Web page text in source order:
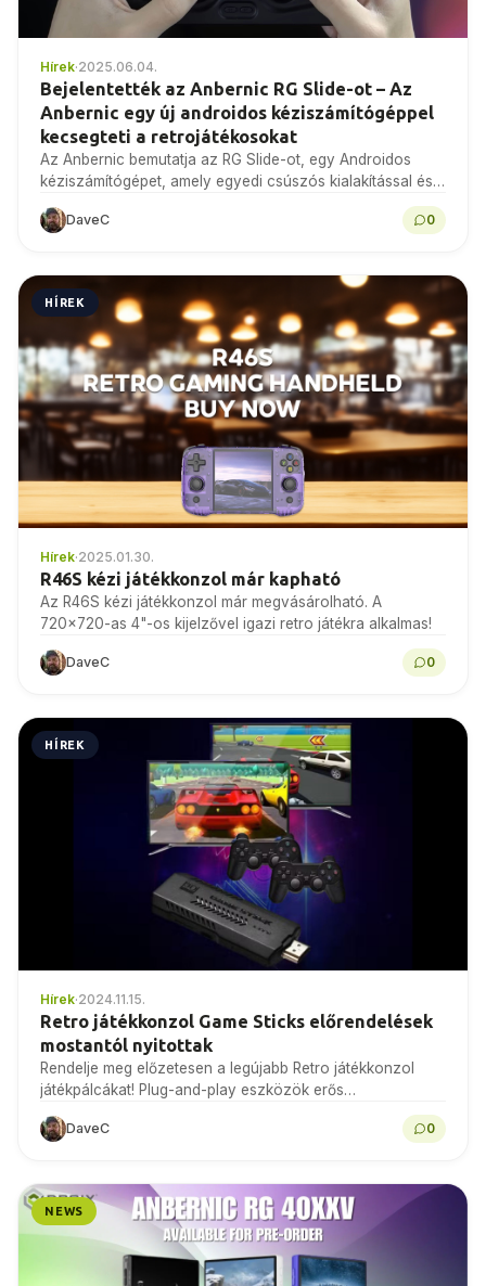
Hírek·2025.06.04.
Bejelentették az Anbernic RG Slide-ot – Az
Anbernic egy új androidos kéziszámítógéppel
kecsegteti a retrojátékosokat
Az Anbernic bemutatja az RG Slide-ot, egy Androidos
kéziszámítógépet, amely egyedi csúszós kialakítással és
4:3 arányú kijelzővel rendelkezik, amely tökéletes a retro
játékokhoz. Ismerje…
DaveC 0
HÍREK
Hírek·2025.01.30.
R46S kézi játékkonzol már kapható
Az R46S kézi játékkonzol már megvásárolható. A
720x720-as 4"-os kijelzővel igazi retro játékra alkalmas!
DaveC 0
HÍREK
Hírek·2024.11.15.
Retro játékkonzol Game Sticks előrendelések
mostantól nyitottak
Rendelje meg előzetesen a legújabb Retro játékkonzol
játékpálcákat! Plug-and-play eszközök erős
specifikációkkal, vezeték nélküli vezérlőkkel és
hozzáféréssel a klasszikus játékokhoz - nosztalgiát
DaveC 0
NEWS